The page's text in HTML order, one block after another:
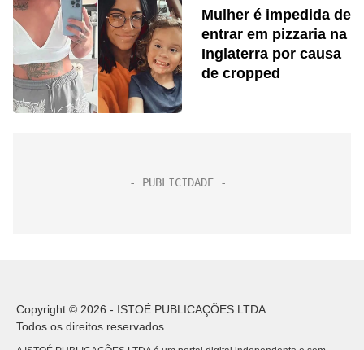
Mulher é impedida de
entrar em pizzaria na
Inglaterra por causa
de cropped
Copyright © 2026 - ISTOÉ PUBLICAÇÕES LTDA
Todos os direitos reservados.